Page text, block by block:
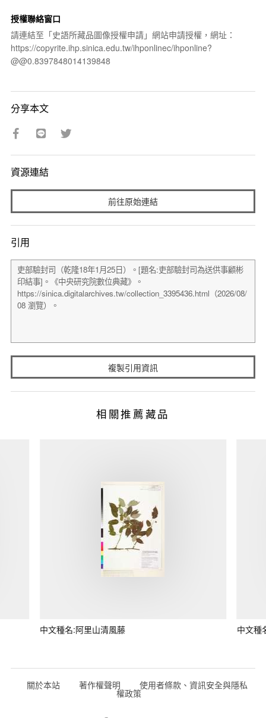
授權聯絡窗口
請連結至「史語所藏品圖像授權申請」網站申請授權，網址：
https://copyrite.ihp.sinica.edu.tw/ihponlinec/ihponline?
@@0.8397848014139848
分享本文
資源連結
前往原始連結
引用
複製引用資訊
相關推薦藏品
中文種名:阿里山清風藤 中文種
關於本站 著作權聲明 使用者條款、資訊安全與隱私
權政策